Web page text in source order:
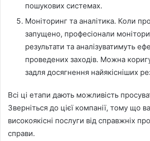
пошукових системах.
Моніторинг та аналітика. Коли
запущено, професіонали
результати та аналізуватимуть
проведених заходів. Можна
задля досягнення найякісніших
Всі ці етапи дають можливість
Зверніться до цієї компанії, тому що
високоякісні послуги від справжніх
справи.